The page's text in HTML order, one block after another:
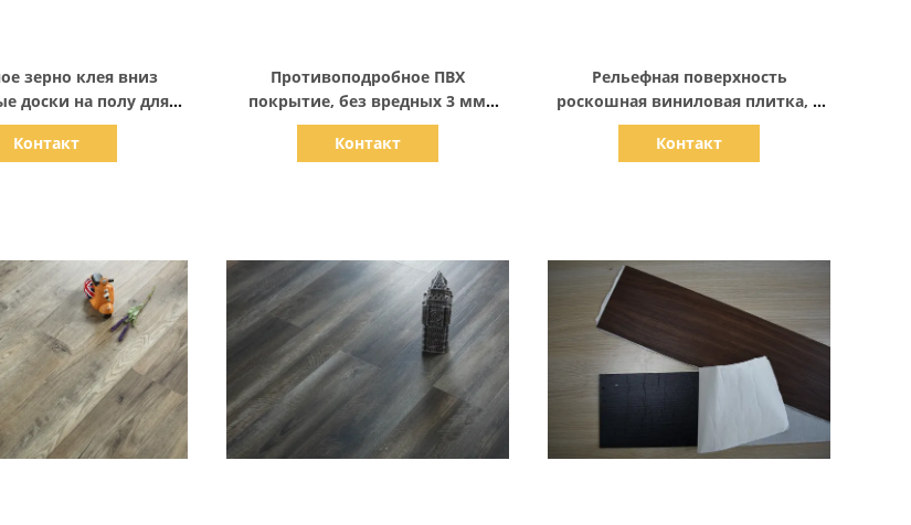
зерно клея вниз
доски на полу для
зданий / заводов
Контакт
Противоподробное ПВХ
покрытие, без вредных 3 мм
виниловых покрытий.
Контакт
Рельефная поверхность
роскошная виниловая плитка, 4
мм - 6 мм антискользковый
виниловый пол
Контакт